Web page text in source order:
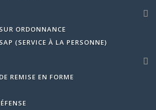
ORDONNANCE
(SERVICE À LA PERSONNE)
REMISE EN FORME